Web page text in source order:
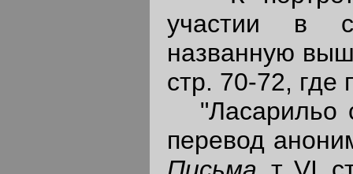
участии в
названную
стр. 70-72, где
"Ласарильо
перевод